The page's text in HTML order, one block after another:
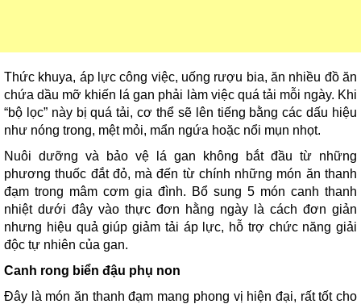
Thức khuya, áp lực công việc, uống rượu bia, ăn nhiều đồ ăn
chứa dầu mỡ khiến lá gan phải làm việc quá tải mỗi ngày. Khi
“bộ lọc” này bị quá tải, cơ thể sẽ lên tiếng bằng các dấu hiệu
như nóng trong, mệt mỏi, mẩn ngứa hoặc nổi mụn nhọt.
Nuôi dưỡng và bảo vệ lá gan không bắt đầu từ những
phương thuốc đắt đỏ, mà đến từ chính những món ăn thanh
đạm trong mâm cơm gia đình. Bổ sung 5 món canh thanh
nhiệt dưới đây vào thực đơn hằng ngày là cách đơn giản
nhưng hiệu quả giúp giảm tải áp lực, hỗ trợ chức năng giải
độc tự nhiên của gan.
Canh rong biển đậu phụ non
Đây là món ăn thanh đạm mang phong vị hiện đại, rất tốt cho